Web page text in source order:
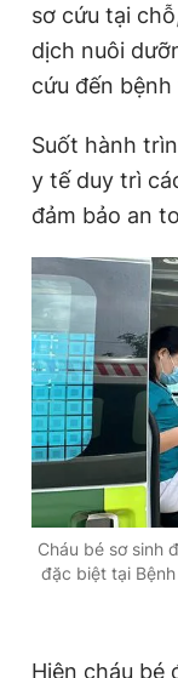
sơ cứu tại
dịch nuôi
cứu đến bệnh
Suốt hành
y tế duy trì
đảm bảo an
Cháu bé sơ sinh
đặc biệt tại
Hiện cháu bé